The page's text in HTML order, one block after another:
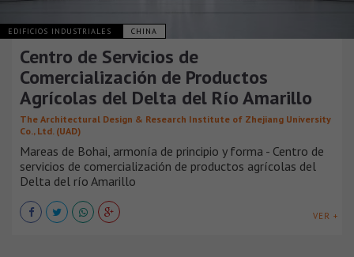
EDIFICIOS INDUSTRIALES CHINA
Centro de Servicios de
Comercialización de Productos
Agrícolas del Delta del Río Amarillo
The Architectural Design & Research Institute of Zhejiang University
Co., Ltd. (UAD)
Mareas de Bohai, armonía de principio y forma - Centro de
servicios de comercialización de productos agrícolas del
Delta del río Amarillo
VER +